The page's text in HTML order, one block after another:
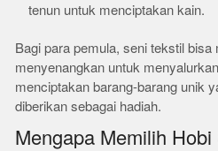
tenun untuk menciptakan kain.
Bagi para pemula, seni tekstil bisa
menyenangkan untuk
menciptakan barang-barang unik
diberikan sebagai hadiah.
Mengapa Memilih Hobi